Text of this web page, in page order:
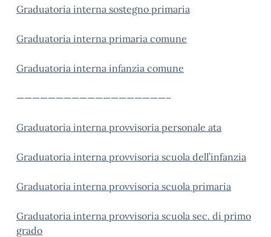
Graduatoria interna sostegno primaria
Graduatoria interna primaria comune
Graduatoria interna infanzia comune
———————————————————–
Graduatoria interna provvisoria personale ata
Graduatoria interna provvisoria scuola dell’infanzia
Graduatoria interna provvisoria scuola primaria
Graduatoria interna provvisoria scuola sec. di primo
grado